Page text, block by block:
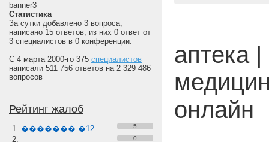
banner3
Статистика
За сутки добавлено 3 вопроса,
написано 15 ответов, из них 0 ответ от
3 специалистов в 0 конференции.
С 4 марта 2000-го 375 специалистов
написали 511 756 ответов на 2 329 486
вопросов
Рейтинг жалоб
������� �12
5
0
аптека
онлайн